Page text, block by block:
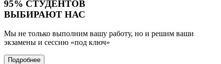
95% СТУДЕНТОВ
ВЫБИРАЮТ НАС
Мы не только выполним вашу работу, но и решим ваши
экзамены и сессию «под ключ»
Подробнее